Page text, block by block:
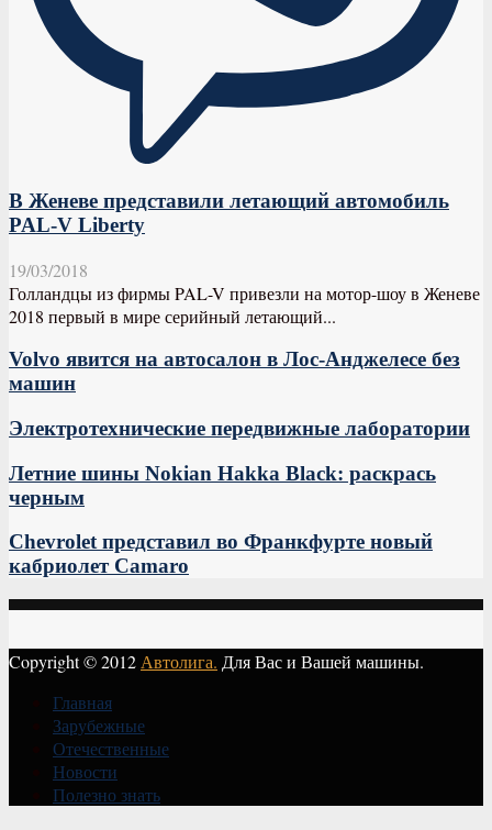
В Женеве представили летающий автомобиль
PAL-V Liberty
19/03/2018
Голландцы из фирмы PAL-V привезли на мотор-шоу в Женеве
2018 первый в мире серийный летающий...
Volvo явится на автосалон в Лос-Анджелесе без
машин
Электротехнические передвижные лаборатории
Летние шины Nokian Hakka Black: раскрась
черным
Chevrolet представил во Франкфурте новый
кабриолет Camaro
Copyright © 2012 Автолига. Для Вас и Вашей машины.
Главная
Зарубежные
Отечественные
Новости
Полезно знать